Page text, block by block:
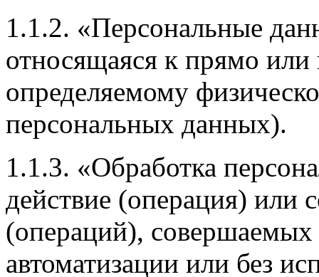
1.1.2. «Персональные
относящаяся к прямо
определяемому
персональных данных).
1.1.3. «Обработка
действие (операция) или
(операций), совершаемых
автоматизации или без